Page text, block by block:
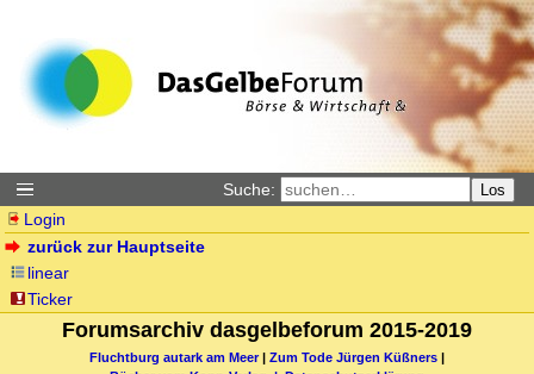
Suche: Los
Login
zurück zur Hauptseite
linear
Ticker
Forumsarchiv dasgelbeforum 2015-2019
Fluchtburg autark am Meer| Zum Tode Jürgen Küßners